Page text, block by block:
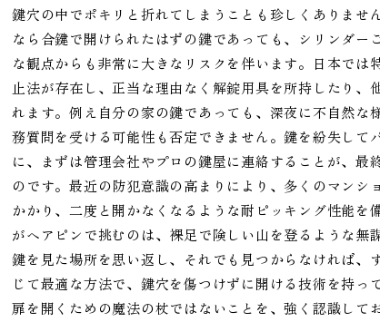
鍵穴の中でポキリと折れてしまうことも珍しくありま
なら合鍵で開けられたはずの鍵であっても、シリンダ
な観点からも非常に大きなリスクを伴います。日本で
止法が存在し、正当な理由なく解錠用具を所持したり
れます。例え自分の家の鍵であっても、深夜に不自然
務質問を受ける可能性も否定できません。鍵を紛失し
に、まずは管理会社やプロの鍵屋に連絡することが、
のです。最近の防犯意識の高まりにより、多くのマン
かかり、二度と開かなくなるような耐ピッキング性能
がヘアピンで挑むのは、裸足で険しい山を登るような
鍵を見た場所を思い返し、それでも見つからなければ
じて最適な方法で、鍵穴を傷つけずに開ける技術を持っ
扉を開くための魔法の杖ではないことを、強く認識して